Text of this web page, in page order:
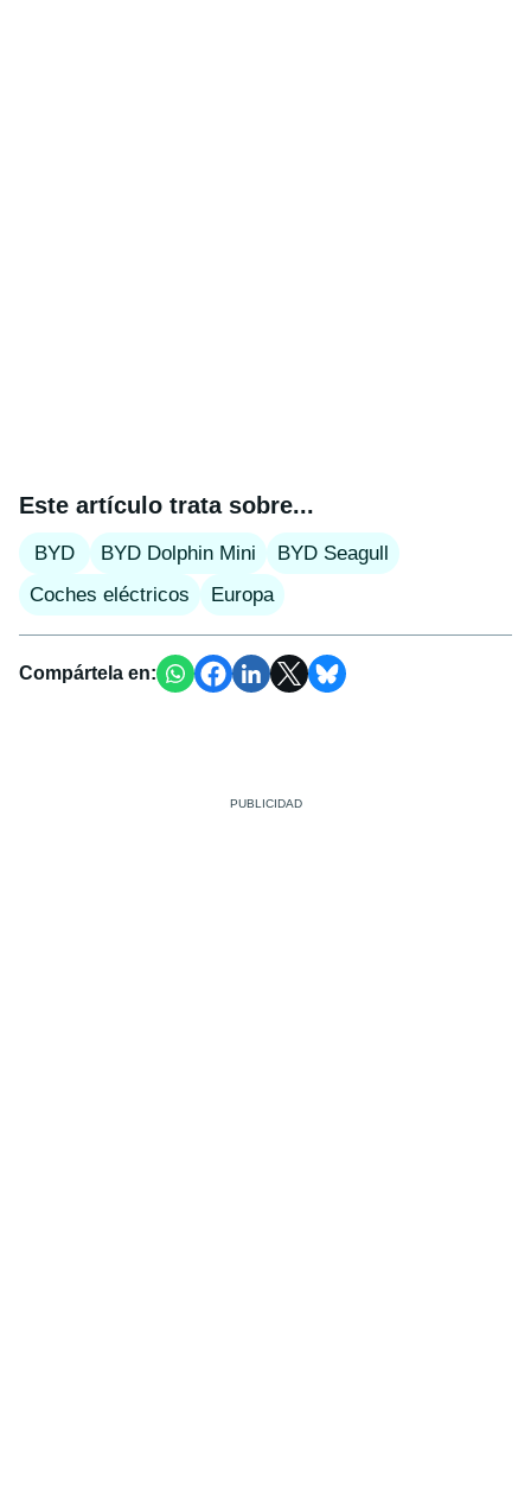
Este artículo trata sobre...
BYD BYD Dolphin Mini
BYD Seagull
Coches eléctricos
Europa
Compártela en: